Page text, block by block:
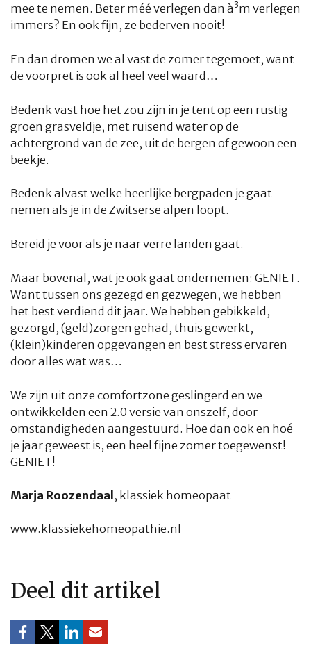
HOME
CULTUURRADIOABONNEMENTDONERENMAGAZINE
mee te nemen. Beter méé verlegen dan à³m verlegen
immers? En ook fijn, ze bederven nooit!
En dan dromen we al vast de zomer tegemoet, want
de voorpret is ook al heel veel waard…
Bedenk vast hoe het zou zijn in je tent op een rustig
groen grasveldje, met ruisend water op de
achtergrond van de zee, uit de bergen of gewoon een
beekje.
Bedenk alvast welke heerlijke bergpaden je gaat
nemen als je in de Zwitserse alpen loopt.
Bereid je voor als je naar verre landen gaat.
Maar bovenal, wat je ook gaat ondernemen: GENIET.
Want tussen ons gezegd en gezwegen, we hebben
het best verdiend dit jaar. We hebben gebikkeld,
gezorgd, (geld)zorgen gehad, thuis gewerkt,
(klein)kinderen opgevangen en best stress ervaren
door alles wat was…
We zijn uit onze comfortzone geslingerd en we
ontwikkelden een 2.0 versie van onszelf, door
omstandigheden aangestuurd. Hoe dan ook en hoé
je jaar geweest is, een heel fijne zomer toegewenst!
GENIET!
Marja Roozendaal, klassiek homeopaat
www.klassiekehomeopathie.nl
Deel dit artikel